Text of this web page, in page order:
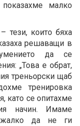
малко
тези, които бяха
решаващи в
да се
„Това е обрат,
треньорски щаб
тренировка
като се опитахме
начин. Имаме
жалко да не ги